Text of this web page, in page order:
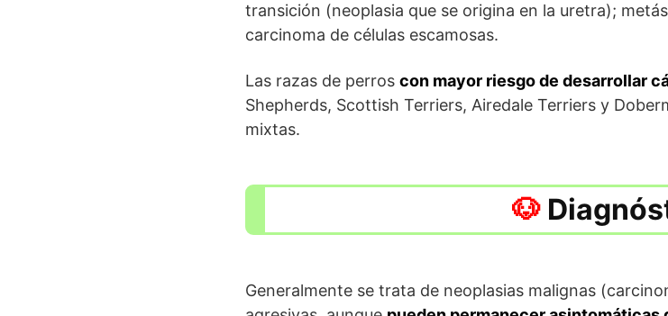
transición (neoplasia que se origina en la uretra);
carcinoma de células escamosas.
Las razas de perros con mayor riesgo de desarrollar
Shepherds, Scottish Terriers, Airedale Terriers y
mixtas.
Generalmente se trata de neoplasias malignas